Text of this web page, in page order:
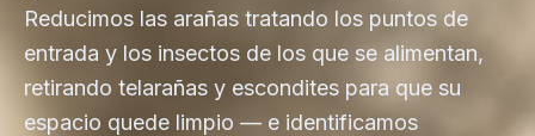
Reducimos las arañas tratando los puntos de
entrada y los insectos de los que se alimentan,
retirando telarañas y escondites para que su
espacio quede limpio — e identificamos